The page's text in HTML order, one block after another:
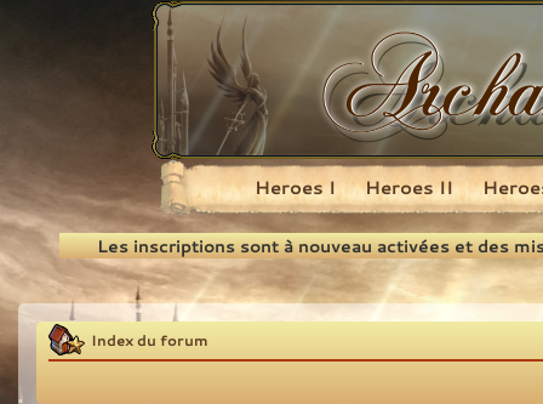
Recherche
Heroes I Heroes II
Les inscriptions sont à nouveau activées et des
Index du forum